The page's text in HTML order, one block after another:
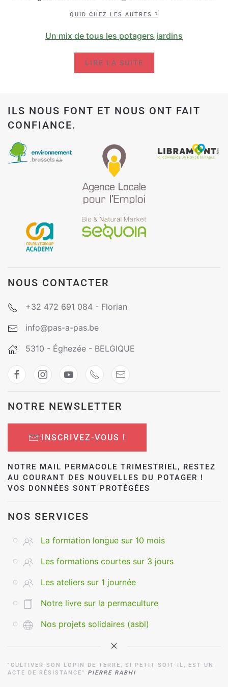
QUID CHEZ LES AUTRES ?
Un mix de tous les potagers jardins
LIRE LA SUITE
ILS NOUS FONT ET NOUS ONT FAIT
CONFIANCE.
NOUS CONTACTER
+32 472 691 084 - Florian
info@pas-a-pas.be
5310 - Éghezée - BELGIQUE
NOTRE NEWSLETTER
INSCRIVEZ-VOUS !
NOTRE MAIL PERMACOLE TRIMESTRIEL, RESTEZ
AU COURANT DES NOUVELLES DU POTAGER !
VOS DONNÉES SONT PROTÉGÉES
NOS SERVICES
La formation longue sur 10 mois
Les formations courtes sur 3 jours
Les ateliers sur 1 journée
Notre livre sur la permaculture
Nos projets solidaires (asbl)
"CULTIVER SON LOPIN DE TERRE, SI PETIT SOIT-IL, EST UN
ACTE DE RÉSISTANCE" PIERRE RABHI